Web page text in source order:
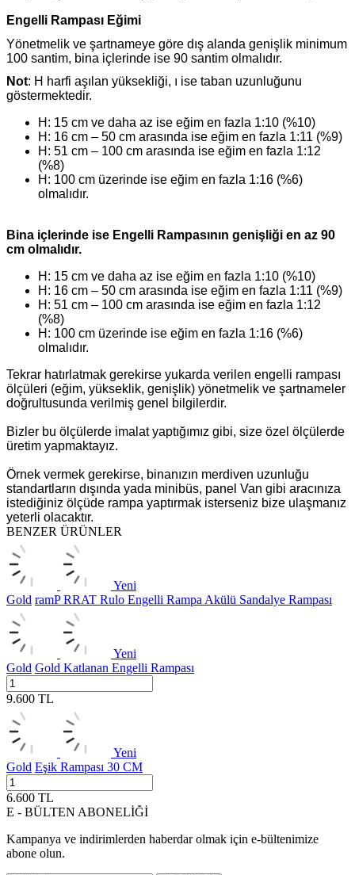
Engelli Rampası Eğimi
Yönetmelik ve şartnameye göre dış alanda genişlik minimum
100 santim, bina içlerinde ise 90 santim olmalıdır.
Not: H harfi aşılan yüksekliği, ı ise taban uzunluğunu
göstermektedir.
H: 15 cm ve daha az ise eğim en fazla 1:10 (%10)
H: 16 cm – 50 cm arasında ise eğim en fazla 1:11 (%9)
H: 51 cm – 100 cm arasında ise eğim en fazla 1:12
(%8)
H: 100 cm üzerinde ise eğim en fazla 1:16 (%6)
olmalıdır.
Bina içlerinde ise Engelli Rampasının genişliği en az 90
cm olmalıdır.
H: 15 cm ve daha az ise eğim en fazla 1:10 (%10)
H: 16 cm – 50 cm arasında ise eğim en fazla 1:11 (%9)
H: 51 cm – 100 cm arasında ise eğim en fazla 1:12
(%8)
H: 100 cm üzerinde ise eğim en fazla 1:16 (%6)
olmalıdır.
Tekrar hatırlatmak gerekirse yukarda verilen engelli rampası
ölçüleri (eğim, yükseklik, genişlik) yönetmelik ve şartnameler
doğrultusunda verilmiş genel bilgilerdir.
Bizler bu ölçülerde imalat yaptığımız gibi, size özel ölçülerde
üretim yapmaktayız.
Örnek vermek gerekirse, binanızın merdiven uzunluğu
standartların dışında yada minibüs, panel Van gibi aracınıza
istediğiniz ölçüde rampa yaptırmak isterseniz bize ulaşmanız
yeterli olacaktır.
BENZER ÜRÜNLER
Yeni
Gold ramP RRAT Rulo Engelli Rampa Akülü Sandalye Rampası
Yeni
Gold Gold Katlanan Engelli Rampası
9.600 TL
Yeni
Gold Eşik Rampası 30 CM
6.600 TL
E - BÜLTEN ABONELİĞİ
Kampanya ve indirimlerden haberdar olmak için e-bültenimize
abone olun.